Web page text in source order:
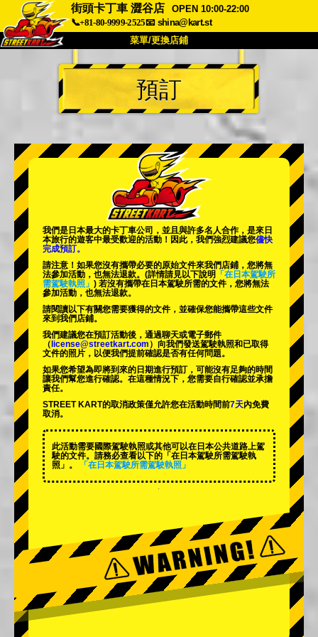
街頭卡丁車 澀谷店
OPEN 10:00-22:00
📞+81-80-9999-2525📧 shina@kart.st
菜單/更換店鋪
首頁
關於我們 規格 價格
公司 預訂
更換店鋪
東京 秋葉原 #2
東京 澀谷分店 東京灣
東京 淺草 大阪
沖繩
預訂
我們是日本最大的卡丁車公司，並且與許多名人合作，是來日
本旅行的遊客中最受歡迎的活動 ！因此，我們強烈建議您儘快
完成預訂。
請注意！如果您沒有攜帶必要的原始文件來我們店鋪，您將無
法參加活動，也無法退款。 (詳情請見以下說明
「在日本駕駛所
需駕駛執照」 ) 若沒有攜帶在日本駕駛所需的文件，您將無法
參加活動，也無法退款。
請閱讀以下有關您需要獲得的文件，並確保您能攜帶這些文件
來到我們店鋪。
我們建議您在預訂活動後，通過聊天或電子郵件
（ license@streetkart.com ）向我們發送駕駛執照和已取得
文件的照片，以便我們提前確認是否有任何問題。
如果您希望為即將到來的日期進行預訂，可能沒有足夠的時間
讓我們幫您進行確認。在這種情況下，您需要自行確認並承擔
責任。
STREET KART的取消政策僅允許您在活動時間前7天內免費
取消。
此活動需要國際駕駛執照或其他可以在日本公共道路上駕
駛的文件。請務必查看以下的「在日本駕駛所需駕駛執
照」。
「在日本駕駛所需駕駛執照」